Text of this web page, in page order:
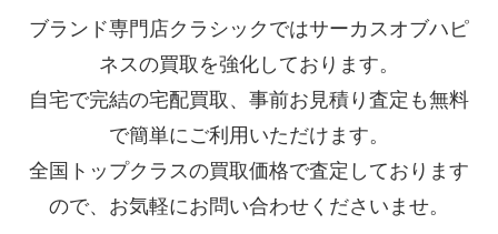
ブランド専門店クラシックではサーカスオブハピ
ネスの買取を強化しております。
自宅で完結の宅配買取、事前お見積り査定も無料
で簡単にご利用いただけます。
全国トップクラスの買取価格で査定しております
ので、お気軽にお問い合わせくださいませ。